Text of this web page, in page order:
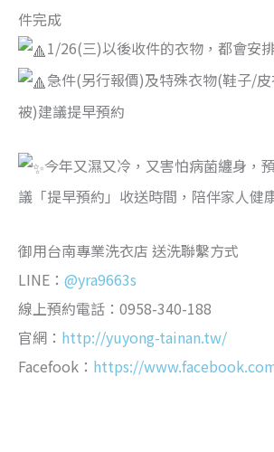
件完成
1/26(三)以後收件的衣物，都會安
急件(另行報價)及特殊衣物(鞋子/
被)建議提早預約
今年又濕又冷，又害怕病菌纏身，
議「提早預約」收送時間，陪伴家人健
御用台南專業洗衣店 送洗聯繫方式
LINE： @yra9663s
線上預約電話：0958-340-188
官網： http://yuyong-tainan.tw/
Facefook： https://